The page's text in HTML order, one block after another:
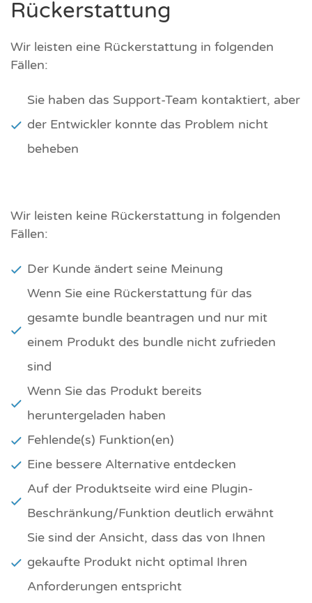
Rückerstattung
Wir leisten eine Rückerstattung in folgenden
Fällen:
Sie haben das Support-Team kontaktiert, aber
der Entwickler konnte das Problem nicht
beheben
Wir leisten keine Rückerstattung in folgenden
Fällen:
Der Kunde ändert seine Meinung
Wenn Sie eine Rückerstattung für das
gesamte bundle beantragen und nur mit
einem Produkt des bundle nicht zufrieden
sind
Wenn Sie das Produkt bereits
heruntergeladen haben
Fehlende(s) Funktion(en)
Eine bessere Alternative entdecken
Auf der Produktseite wird eine Plugin-
Beschränkung/Funktion deutlich erwähnt
Sie sind der Ansicht, dass das von Ihnen
gekaufte Produkt nicht optimal Ihren
Anforderungen entspricht